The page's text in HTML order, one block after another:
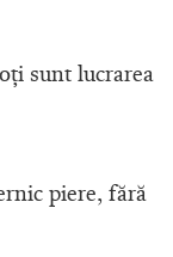
sunt lucrarea
piere, fără